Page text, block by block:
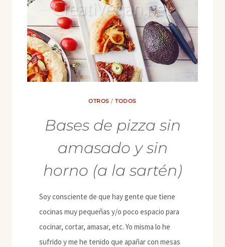
OTROS /TODOS
Bases de pizza sin
amasado y sin
horno (a la sartén)
Soy consciente de que hay gente que tiene
cocinas muy pequeñas y/o poco espacio para
cocinar, cortar, amasar, etc. Yo misma lo he
sufrido y me he tenido que apañar con mesas